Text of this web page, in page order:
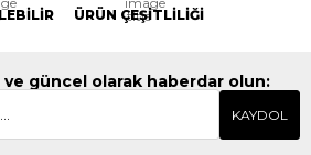
ÜRÜN ÇEŞİTLİLİĞİ
ve güncel olarak haberdar olun:
KAYDOL